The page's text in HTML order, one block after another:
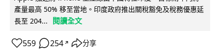
產量最高 50% 移至當地。印度政府推出關稅豁免及稅務優惠延
長至 204...
閱讀全文
559 254 ↗ 分享